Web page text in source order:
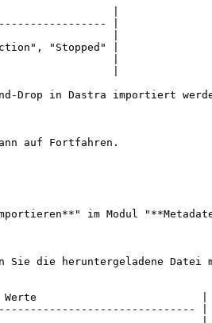
|
|
|
"Stopped" |
|
|
Drop in Dastra importiert
auf Fortfahren.
im Modul
die heruntergeladene Datei
Werte                          |
|